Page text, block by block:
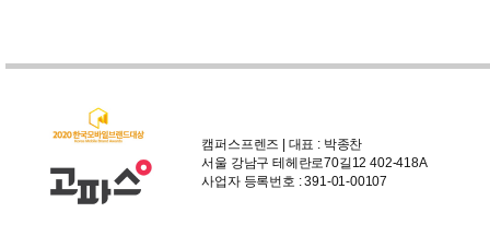
캠퍼스프렌즈 | 대표 : 박종찬
서울 강남구 테헤란로70길12 402-418A
사업자 등록번호 : 391-01-00107